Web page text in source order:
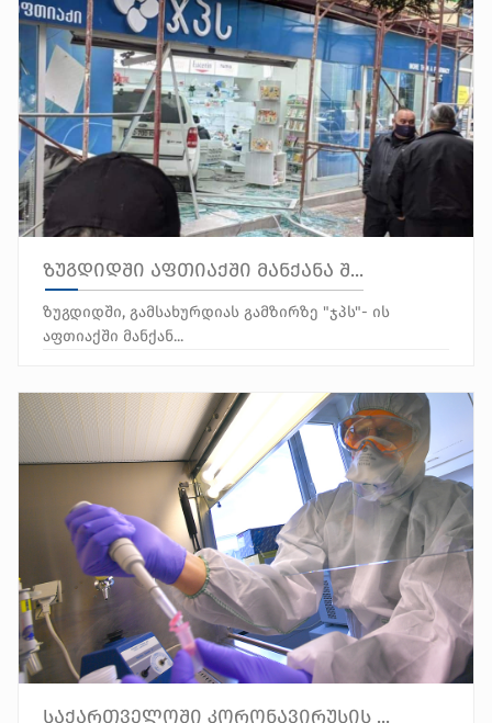
ზუგდიდში აფთიაქში მანქანა შ...
ზუგდიდში, გამსახურდიას გამზირზე "ჯპს"- ის
აფთიაქში მანქან...
საქართველოში კორონავირუსის ...